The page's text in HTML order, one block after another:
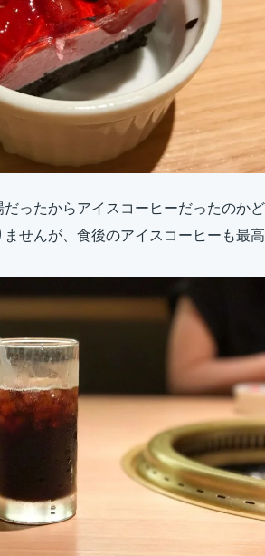
ったからアイスコーヒーだったのかど
ませんが、食後のアイスコーヒーも最高